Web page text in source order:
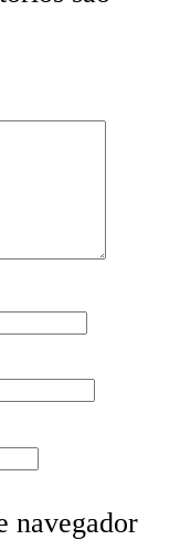
navegador